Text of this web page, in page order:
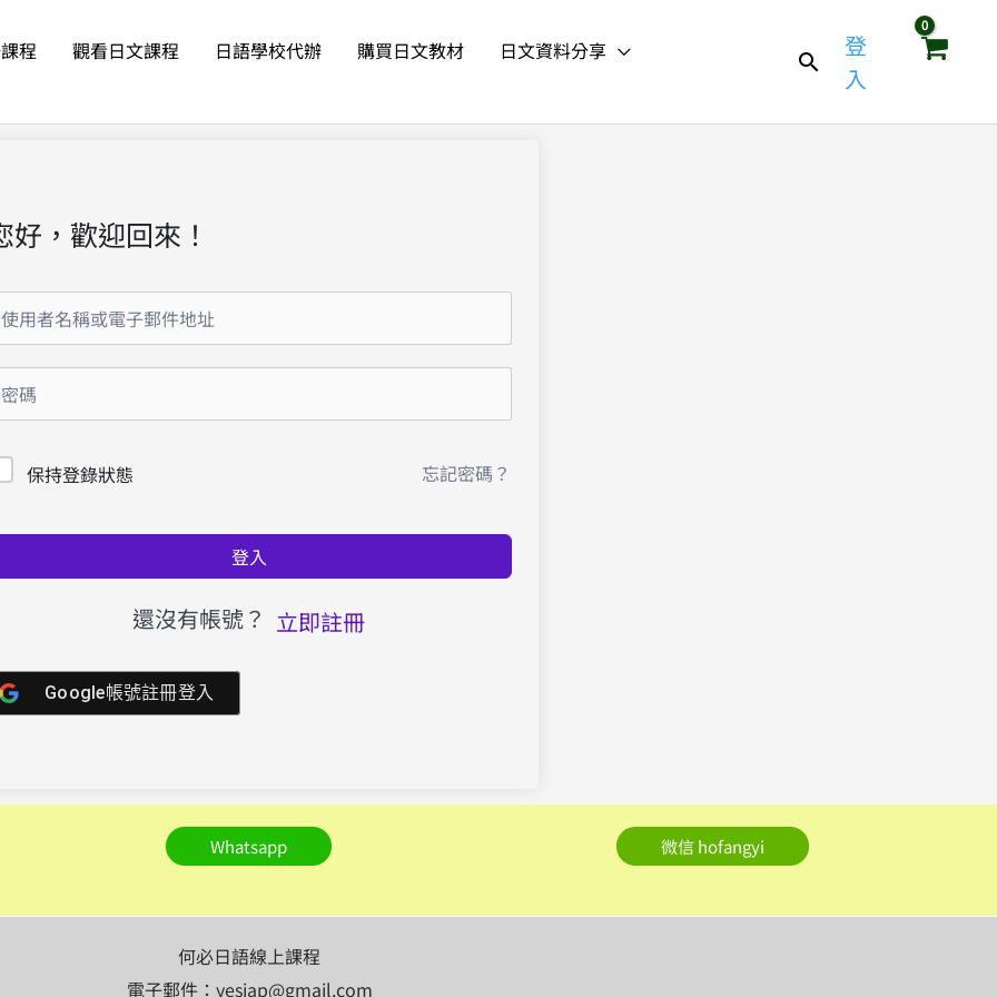
程 觀看日文課程 日語學校代辦 購買日文教材
日文資料分享
登
入
好，歡迎回來！
保持登錄狀態 忘記密碼？
登入
還沒有帳號？ 立即註冊
Google帳號註冊登入
Whatsapp 微信 hofangyi
何必日語線上課程
電子郵件：yesjap@gmail.com